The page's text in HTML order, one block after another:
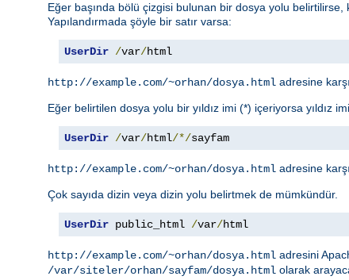
Eğer başında bölü çizgisi bulunan bir dosya yolu belirtilirse,
Yapılandırmada şöyle bir satır varsa:
UserDir /var/html
http://example.com/~orhan/dosya.html adresine
Eğer belirtilen dosya yolu bir yıldız imi (*) içeriyorsa yıldız
UserDir /var/html/*/sayfam
http://example.com/~orhan/dosya.html adresine
Çok sayıda dizin veya dizin yolu belirtmek de mümkündür.
UserDir public_html /var/html
http://example.com/~orhan/dosya.html adresini
/var/siteler/orhan/sayfam/dosya.html olarak